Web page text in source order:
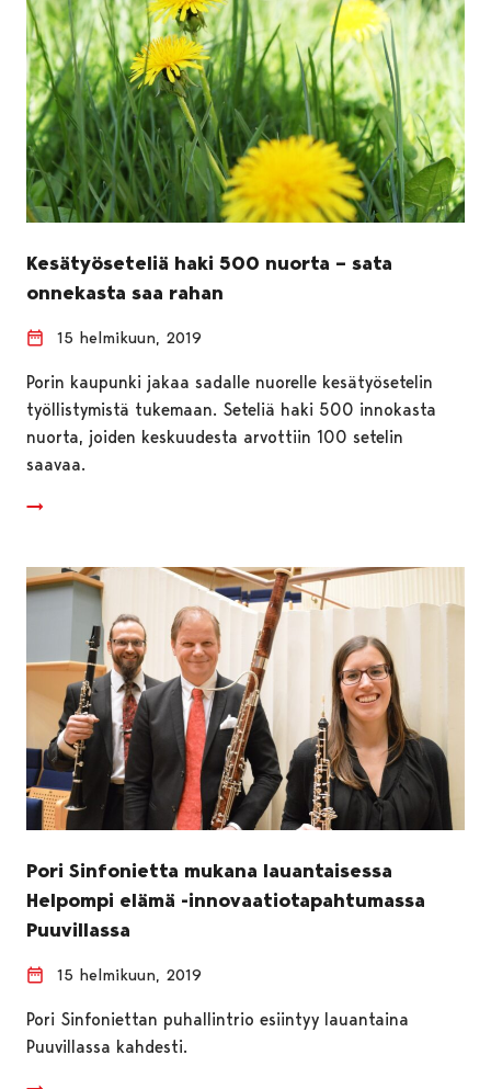
Kesätyöseteliä haki 500 nuorta – sata
onnekasta saa rahan
15 helmikuun, 2019
Porin kaupunki jakaa sadalle nuorelle kesätyösetelin
työllistymistä tukemaan. Seteliä haki 500 innokasta
nuorta, joiden keskuudesta arvottiin 100 setelin
saavaa.
Pori Sinfonietta mukana lauantaisessa
Helpompi elämä -innovaatiotapahtumassa
Puuvillassa
15 helmikuun, 2019
Pori Sinfoniettan puhallintrio esiintyy lauantaina
Puuvillassa kahdesti.